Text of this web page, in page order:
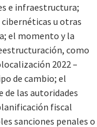
e infraestructura;
u otras
el momento y la
como
2022 –
de cambio; el
de las autoridades
fiscal
sanciones penales o